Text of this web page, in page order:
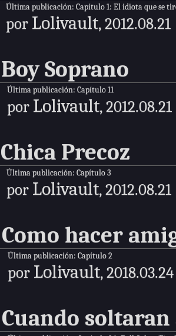
Última publicación: Capítulo 1: El idiota que se
por Lolivault, 2012.08.21
Boy Soprano
Última publicación: Capítulo 11
por Lolivault, 2012.08.21
Chica Precoz
Última publicación: Capítulo 3
por Lolivault, 2012.08.21
Como hacer
Última publicación: Capítulo 2
por Lolivault, 2018.03.24
Cuando